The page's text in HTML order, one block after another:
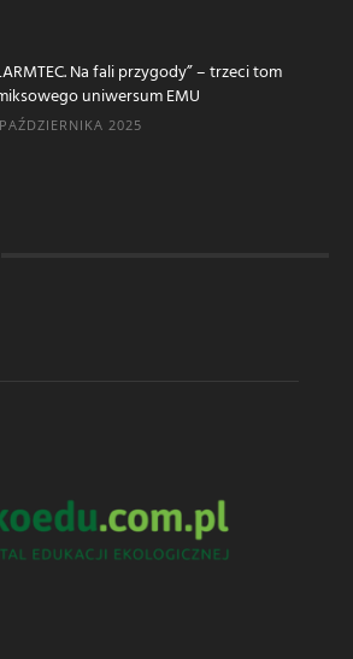
Na fali przygody” – trzeci tom
uniwersum EMU
2025